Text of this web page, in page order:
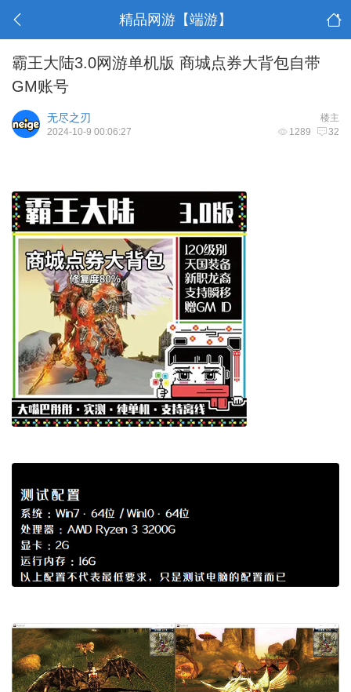
精品网游【端游】
霸王大陆3.0网游单机版 商城点券大背包自带
GM账号
楼主
无尽之刃
1289 32
2024-10-9 00:06:27